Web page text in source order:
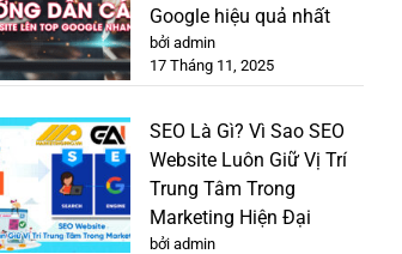
Google hiệu quả nhất
bởi admin
17 Tháng 11, 2025
SEO Là Gì? Vì Sao SEO
Website Luôn Giữ Vị Trí
Trung Tâm Trong
Marketing Hiện Đại
bởi admin